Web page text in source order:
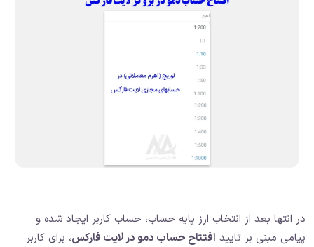
در انتها بعد از انتخاب ارز پایه حساب، حساب کاربر ایجاد شده و
پیامی مبنی بر تایید افتتاح حساب دمو در لایت فارکس، برای کاربر